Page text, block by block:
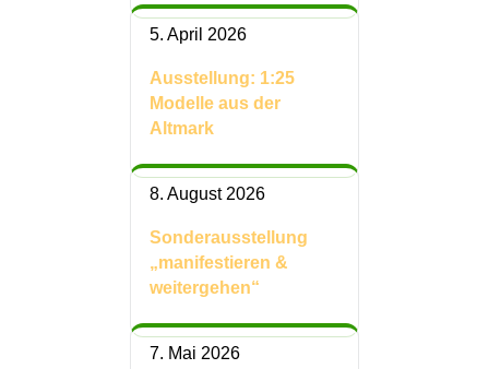
5. April 2026
Ausstellung: 1:25
Modelle aus der
Altmark
8. August 2026
Sonderausstellung
„manifestieren &
weitergehen“
7. Mai 2026